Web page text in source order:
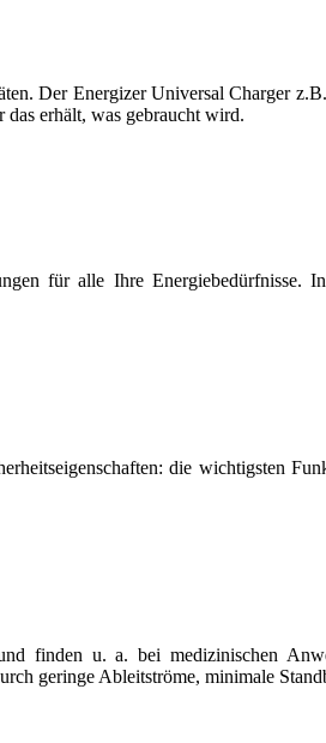
Der Energizer Universal Charger
erhält, was gebraucht wird.
für alle Ihre Energiebedürfnisse.
die wichtigsten
finden u. a. bei medizinischen
geringe Ableitströme, minimale